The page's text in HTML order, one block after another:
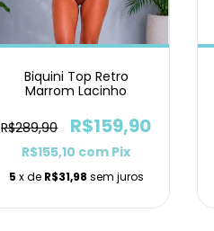
Biquini Top Retro
Marrom Lacinho
R$289,90 R$159,90
R$155,10 com Pix
5 x de R$31,98 sem juros